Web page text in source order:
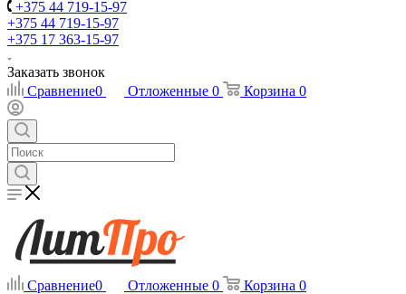
+375 44 719-15-97
+375 44 719-15-97
+375 17 363-15-97
Заказать звонок
Сравнение0 Отложенные 0 Корзина 0
Сравнение0 Отложенные 0 Корзина 0